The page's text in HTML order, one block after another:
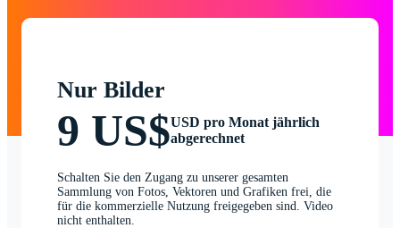
Nur Bilder
9 US$USD pro Monat jährlich
abgerechnet
Schalten Sie den Zugang zu unserer gesamten
Sammlung von Fotos, Vektoren und Grafiken frei, die
für die kommerzielle Nutzung freigegeben sind. Video
nicht enthalten.